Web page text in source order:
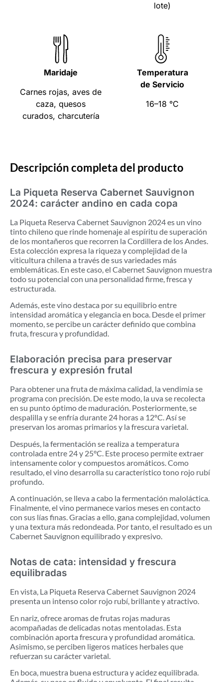
lote)
Maridaje
Carnes rojas, aves de
caza, quesos
curados, charcutería
Temperatura
de Servicio
16–18 °C
Descripción completa del producto
La Piqueta Reserva Cabernet Sauvignon
2024: carácter andino en cada copa
La Piqueta Reserva Cabernet Sauvignon 2024 es un vino
tinto chileno que rinde homenaje al espíritu de superación
de los montañeros que recorren la Cordillera de los Andes.
Esta colección expresa la riqueza y complejidad de la
viticultura chilena a través de sus variedades más
emblemáticas. En este caso, el Cabernet Sauvignon muestra
todo su potencial con una personalidad firme, fresca y
estructurada.
Además, este vino destaca por su equilibrio entre
intensidad aromática y elegancia en boca. Desde el primer
momento, se percibe un carácter definido que combina
fruta, frescura y profundidad.
Elaboración precisa para preservar
frescura y expresión frutal
Para obtener una fruta de máxima calidad, la vendimia se
programa con precisión. De este modo, la uva se recolecta
en su punto óptimo de maduración. Posteriormente, se
despalilla y se enfría durante 24 horas a 12ºC. Así se
preservan los aromas primarios y la frescura varietal.
Después, la fermentación se realiza a temperatura
controlada entre 24 y 25°C. Este proceso permite extraer
intensamente color y compuestos aromáticos. Como
resultado, el vino desarrolla su característico tono rojo rubí
profundo.
A continuación, se lleva a cabo la fermentación maloláctica.
Finalmente, el vino permanece varios meses en contacto
con sus lías finas. Gracias a ello, gana complejidad, volumen
y una textura más redondeada. Por tanto, el resultado es un
Cabernet Sauvignon equilibrado y expresivo.
Notas de cata: intensidad y frescura
equilibradas
En vista, La Piqueta Reserva Cabernet Sauvignon 2024
presenta un intenso color rojo rubí, brillante y atractivo.
En nariz, ofrece aromas de frutas rojas maduras
acompañadas de delicadas notas mentoladas. Esta
combinación aporta frescura y profundidad aromática.
Asimismo, se perciben ligeros matices herbales que
refuerzan su carácter varietal.
En boca, muestra buena estructura y acidez equilibrada.